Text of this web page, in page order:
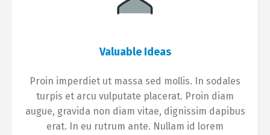
Valuable Ideas
Proin imperdiet ut massa sed mollis. In sodales
turpis et arcu vulputate placerat. Proin diam
augue, gravida non diam vitae, dignissim dapibus
erat. In eu rutrum ante. Nullam id lorem